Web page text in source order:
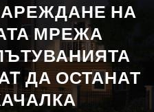
НА
МРЕЖА
ДА ОСТАНАТ